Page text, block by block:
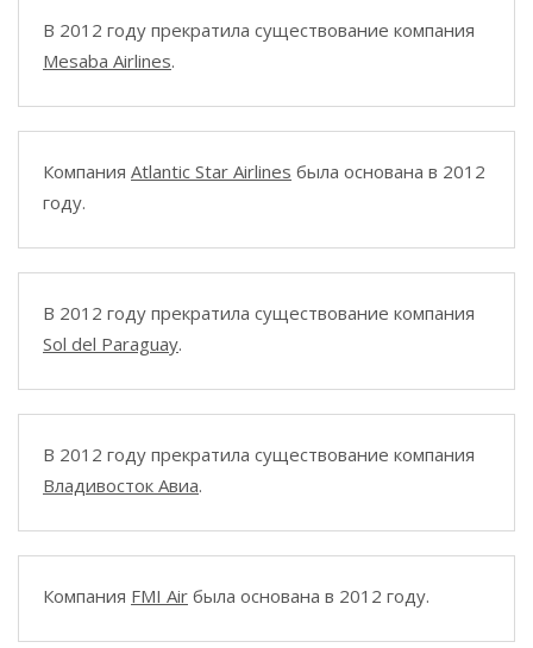
В 2012 году прекратила существование компания
Mesaba Airlines.
Компания Atlantic Star Airlines была основана в 2012
году.
В 2012 году прекратила существование компания
Sol del Paraguay.
В 2012 году прекратила существование компания
Владивосток Авиа.
Компания FMI Air была основана в 2012 году.